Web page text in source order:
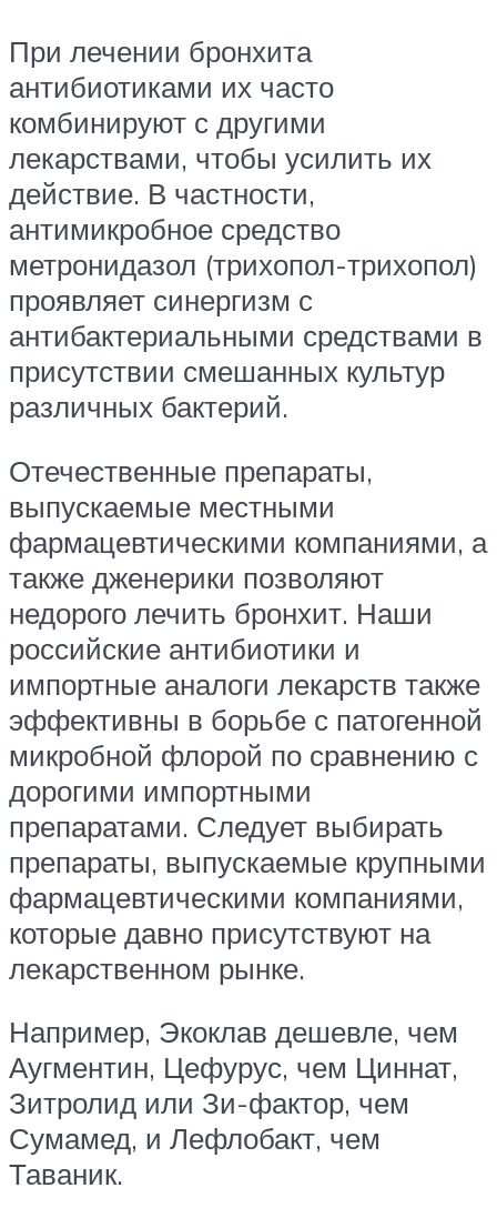
При лечении бронхита
антибиотиками их часто
комбинируют с другими
лекарствами, чтобы усилить их
действие. В частности,
антимикробное средство
метронидазол (трихопол-трихопол)
проявляет синергизм с
антибактериальными средствами в
присутствии смешанных культур
различных бактерий.
Отечественные препараты,
выпускаемые местными
фармацевтическими компаниями, а
также дженерики позволяют
недорого лечить бронхит. Наши
российские антибиотики и
импортные аналоги лекарств также
эффективны в борьбе с патогенной
микробной флорой по сравнению с
дорогими импортными
препаратами. Следует выбирать
препараты, выпускаемые крупными
фармацевтическими компаниями,
которые давно присутствуют на
лекарственном рынке.
Например, Экоклав дешевле, чем
Аугментин, Цефурус, чем Циннат,
Зитролид или Зи-фактор, чем
Сумамед, и Лефлобакт, чем
Таваник.